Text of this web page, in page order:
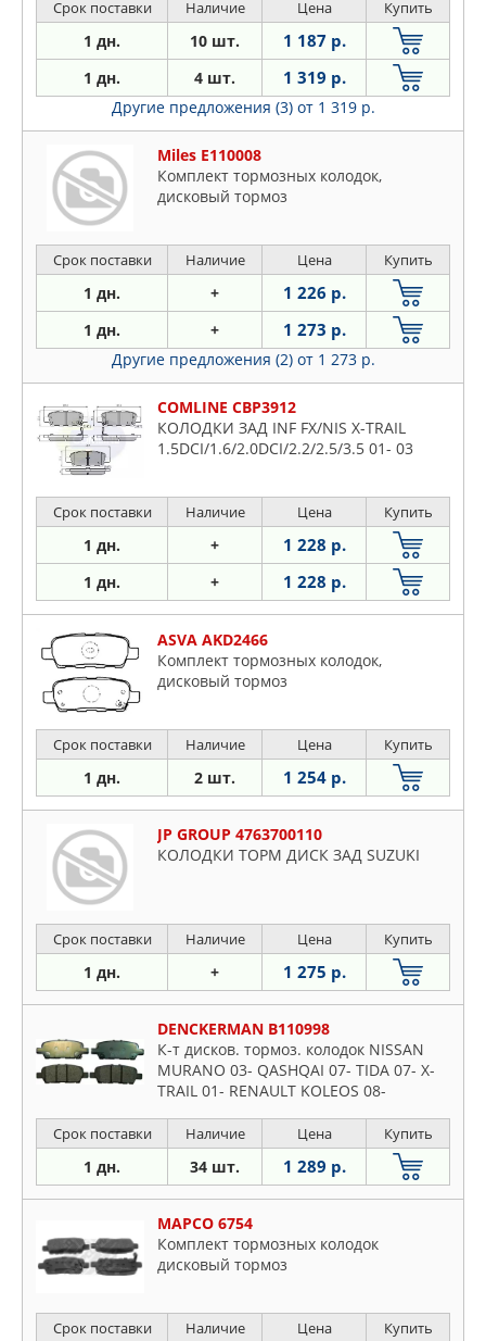
Срок поставки Наличие Цена Купить
1 дн. 10 шт. 1 187 р.
1 дн. 4 шт. 1 319 р.
Другие предложения (3) от 1 319 р.
Miles E110008
Комплект тормозных колодок,
дисковый тормоз
Срок поставки Наличие Цена Купить
1 дн. + 1 226 р.
1 дн. + 1 273 р.
Другие предложения (2) от 1 273 р.
COMLINE CBP3912
КОЛОДКИ ЗАД INF FX/NIS X-TRAIL
1.5DCI/1.6/2.0DCI/2.2/2.5/3.5 01- 03
Срок поставки Наличие Цена Купить
1 дн. + 1 228 р.
1 дн. + 1 228 р.
ASVA AKD2466
Комплект тормозных колодок,
дисковый тормоз
Срок поставки Наличие Цена Купить
1 дн. 2 шт. 1 254 р.
JP GROUP 4763700110
КОЛОДКИ ТОРМ ДИСК ЗАД SUZUKI
Срок поставки Наличие Цена Купить
1 дн. + 1 275 р.
DENCKERMAN B110998
К-т дисков. тормоз. колодок NISSAN
MURANO 03- QASHQAI 07- TIDA 07- X-
TRAIL 01- RENAULT KOLEOS 08-
Срок поставки Наличие Цена Купить
1 дн. 34 шт. 1 289 р.
MAPCO 6754
Комплект тормозных колодок
дисковый тормоз
Срок поставки Наличие Цена Купить